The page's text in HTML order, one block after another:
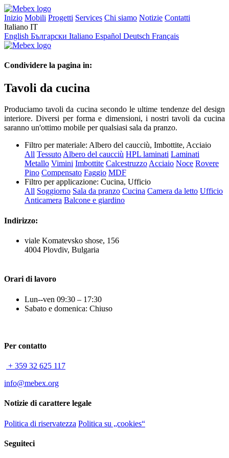
Inizio Mobili Progetti Services Chi siamo Notizie Contatti
Italiano IT
English Български Italiano Español Deutsch Français
Condividere la pagina in:
Tavoli da cucina
Produciamo tavoli da cucina secondo le ultime tendenze del design
interiore. Diversi per forma e dimensioni, i nostri tavoli da cucina
saranno un'ottimo mobile per qualsiasi sala da pranzo.
Filtro per materiale: Albero del caucciù, Imbottite, Acciaio
All TessutoAlbero del caucciù HPL laminati Laminati
Metallo Vimini Imbottite CalcestruzzoAcciaio Noce Rovere
Pino Compensato Faggio MDF
Filtro per applicazione: Cucina, Ufficio
All Soggiorno Sala da pranzo Cucina Camera da letto Ufficio
Anticamera Balcone e giardino
Indirizzo:
viale Komatevsko shose, 156
4004 Plovdiv, Bulgaria
Orari di lavoro
Lun--ven 09:30 – 17:30
Sabato e domenica: Chiuso
Per contatto
+ 359 32 625 117
info@mebex.org
Notizie di carattere legale
Politica di riservatezza Politica su „cookies“
Seguiteci